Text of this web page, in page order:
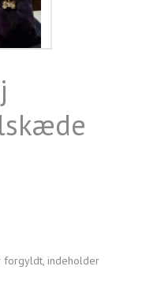
forgyldt, indeholder